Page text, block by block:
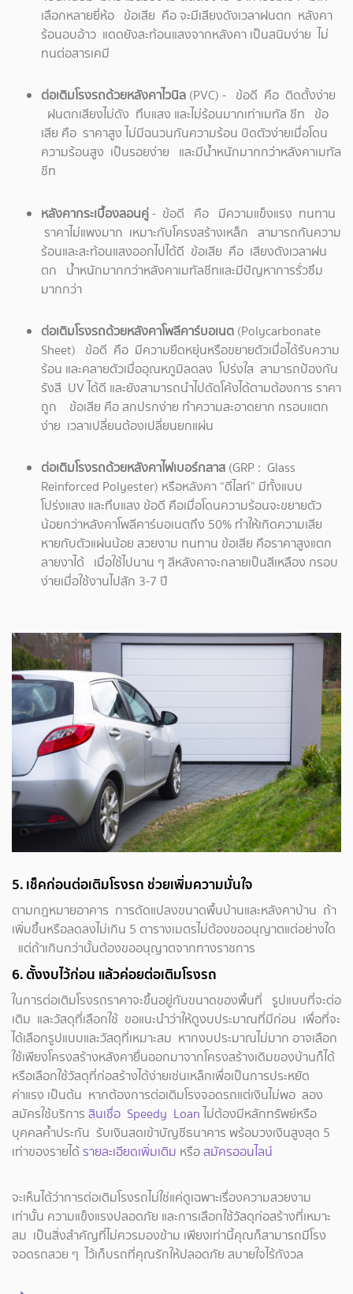
เลือกหลายยี่ห้อ ข้อเสีย คือ จะมีเสียงดังเวลาฝนตก หลังคา
ร้อนอบอ้าว แดดยังสะท้อนแสงจากหลังคา เป็นสนิมง่าย ไม่
ทนต่อสารเคมี
ต่อเติมโรงรถด้วยหลังคาไวนิล (PVC) - ข้อดี คือ ติดตั้งง่าย
ฝนตกเสียงไม่ดัง ทึบแสง และไม่ร้อนมากเท่าเมทัล ชีท ข้อ
เสีย คือ ราคาสูง ไม่มีฉนวนกันความร้อน บิดตัวง่ายเมื่อโดน
ความร้อนสูง เป็นรอยง่าย และมีน้ำหนักมากกว่าหลังคาเมทัล
ชีท
หลังคากระเบื้องลอนคู่- ข้อดี คือ มีความแข็งแรง ทนทาน
ราคาไม่แพงมาก เหมาะกับโครงสร้างเหล็ก สามารถกันความ
ร้อนและสะท้อนแสงออกไปได้ดี ข้อเสีย คือ เสียงดังเวลาฝน
ตก น้ำหนักมากกว่าหลังคาเมทัลชีทและมีปัญหาการรั่วซึม
มากกว่า
ต่อเติมโรงรถด้วยหลังคาโพลีคาร์บอเนต (Polycarbonate
Sheet) ข้อดี คือ มีความยืดหยุ่นหรือขยายตัวเมื่อได้รับความ
ร้อน และคลายตัวเมื่ออุณหภูมิลดลง โปร่งใส สามารถป้องกัน
รังสี UV ได้ดี และยังสามารถนำไปดัดโค้งได้ตามต้องการ ราคา
ถูก ข้อเสีย คือ สกปรกง่าย ทำความสะอาดยาก กรอบแตก
ง่าย เวลาเปลี่ยนต้องเปลี่ยนยกแผ่น
ต่อเติมโรงรถด้วยหลังคาไฟเบอร์กลาส (GRP : Glass
Reinforced Polyester) หรือหลังคา “ดีไลท์” มีทั้งแบบ
โปร่งแสง และทึบแสง ข้อดี คือเมื่อโดนความร้อนจะขยายตัว
น้อยกว่าหลังคาโพลีคาร์บอเนตถึง 50% ทำให้เกิดความเสีย
หายกับตัวแผ่นน้อย สวยงาม ทนทาน ข้อเสีย คือราคาสูงแตก
ลายงาได้ เมื่อใช้ไปนาน ๆ สีหลังคาจะกลายเป็นสีเหลือง กรอบ
ง่ายเมื่อใช้งานไปสัก 3-7 ปี
5. เช็คก่อนต่อเติมโรงรถ ช่วยเพิ่มความมั่นใจ
ตามกฎหมายอาคาร การดัดแปลงขนาดพื้นบ้านและหลังคาบ้าน ถ้า
เพิ่มขึ้นหรือลดลงไม่เกิน 5 ตารางเมตรไม่ต้องขออนุญาตแต่อย่างใด
แต่ถ้าเกินกว่านั้นต้องขออนุญาตจากทางราชการ
6. ตั้งงบไว้ก่อน แล้วค่อยต่อเติมโรงรถ
ในการต่อเติมโรงรถราคาจะขึ้นอยู่กับขนาดของพื้นที่ รูปแบบที่จะต่อ
เติม และวัสดุที่เลือกใช้ ขอแนะนำว่าให้ดูงบประมาณที่มีก่อน เพื่อที่จะ
ได้เลือกรูปแบบและวัสดุที่เหมาะสม หากงบประมาณไม่มาก อาจเลือก
ใช้เพียงโครงสร้างหลังคายื่นออกมาจากโครงสร้างเดิมของบ้านก็ได้
หรือเลือกใช้วัสดุที่ก่อสร้างได้ง่ายเช่นเหล็กเพื่อเป็นการประหยัด
ค่าแรง เป็นต้น หากต้องการต่อเติมโรงจอดรถแต่เงินไม่พอ ลอง
สมัครใช้บริการ สินเชื่อ Speedy Loan ไม่ต้องมีหลักทรัพย์หรือ
บุคคลค้ำประกัน รับเงินสดเข้าบัญชีธนาคาร พร้อมวงเงินสูงสุด 5
เท่าของรายได้รายละเอียดเพิ่มเติม หรือสมัครออนไลน์
จะเห็นได้ว่าการต่อเติมโรงรถไม่ใช่แค่ดูเฉพาะเรื่องความสวยงาม
เท่านั้น ความแข็งแรงปลอดภัย และการเลือกใช้วัสดุก่อสร้างที่เหมาะ
สม เป็นสิ่งสำคัญที่ไม่ควรมองข้าม เพียงเท่านี้คุณก็สามารถมีโรง
จอดรถสวย ๆ ไว้เก็บรถที่คุณรักให้ปลอดภัย สบายใจไร้กังวล